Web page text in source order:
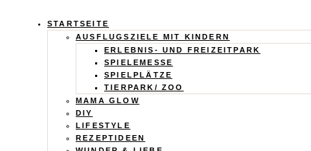
Calistas
Traum
STARTSEITE
AUSFLUGSZIELE MIT KINDERN
ERLEBNIS- UND FREIZEITPARK
SPIELEMESSE
SPIELPLÄTZE
TIERPARK/ ZOO
MAMA GLOW
DIY
LIFESTYLE
REZEPTIDEEN